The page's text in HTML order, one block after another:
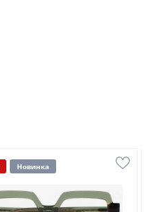
Новинка